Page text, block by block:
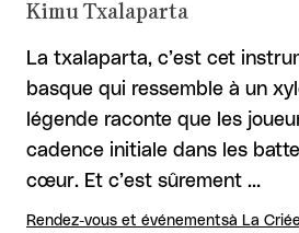
Kimu Txalaparta
La txalaparta, c’est cet
basque qui ressemble à un
légende raconte que les
cadence initiale dans les
cœur. Et c’est sûrement …
Rendez-vous et événementsà La